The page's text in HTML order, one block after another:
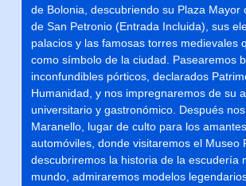
de Bolonia, descubriendo su Plaza Mayor
de San Petronio (Entrada Incluida), sus
palacios y las famosas torres medievales
como símbolo de la ciudad. Pasearemos
inconfundibles pórticos, declarados
Humanidad, y nos impregnaremos de su
universitario y gastronómico. Después
Maranello, lugar de culto para los
automóviles, donde visitaremos el Museo
descubriremos la historia de la escudería
mundo, admiraremos modelos